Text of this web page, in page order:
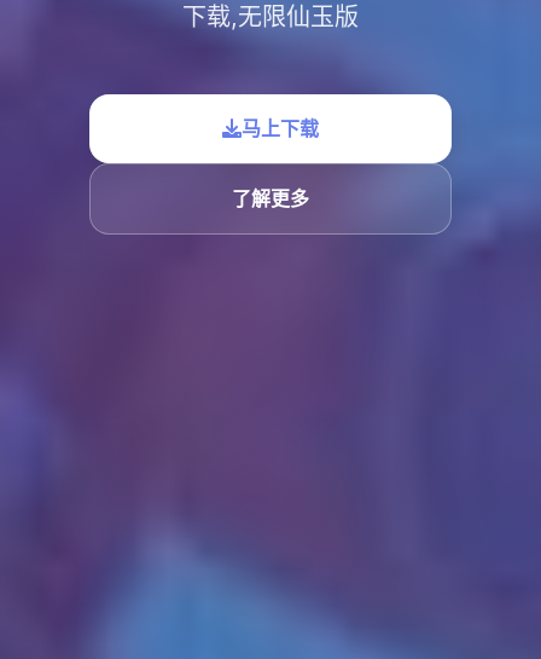
下载,无限仙玉版
马上下载
了解更多